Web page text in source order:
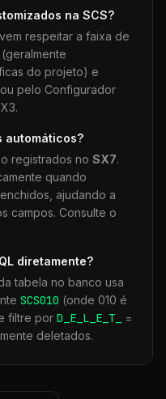
na SCS?
respeitar a faixa de
do projeto) e
pelo Configurador
automáticos?
registrados no SX7.
quando
ajudando a
campos. Consulte o
diretamente?
tabela no banco usa
SCS010 (onde 010 é
filtre por D_E_L_E_T_
=
deletados.